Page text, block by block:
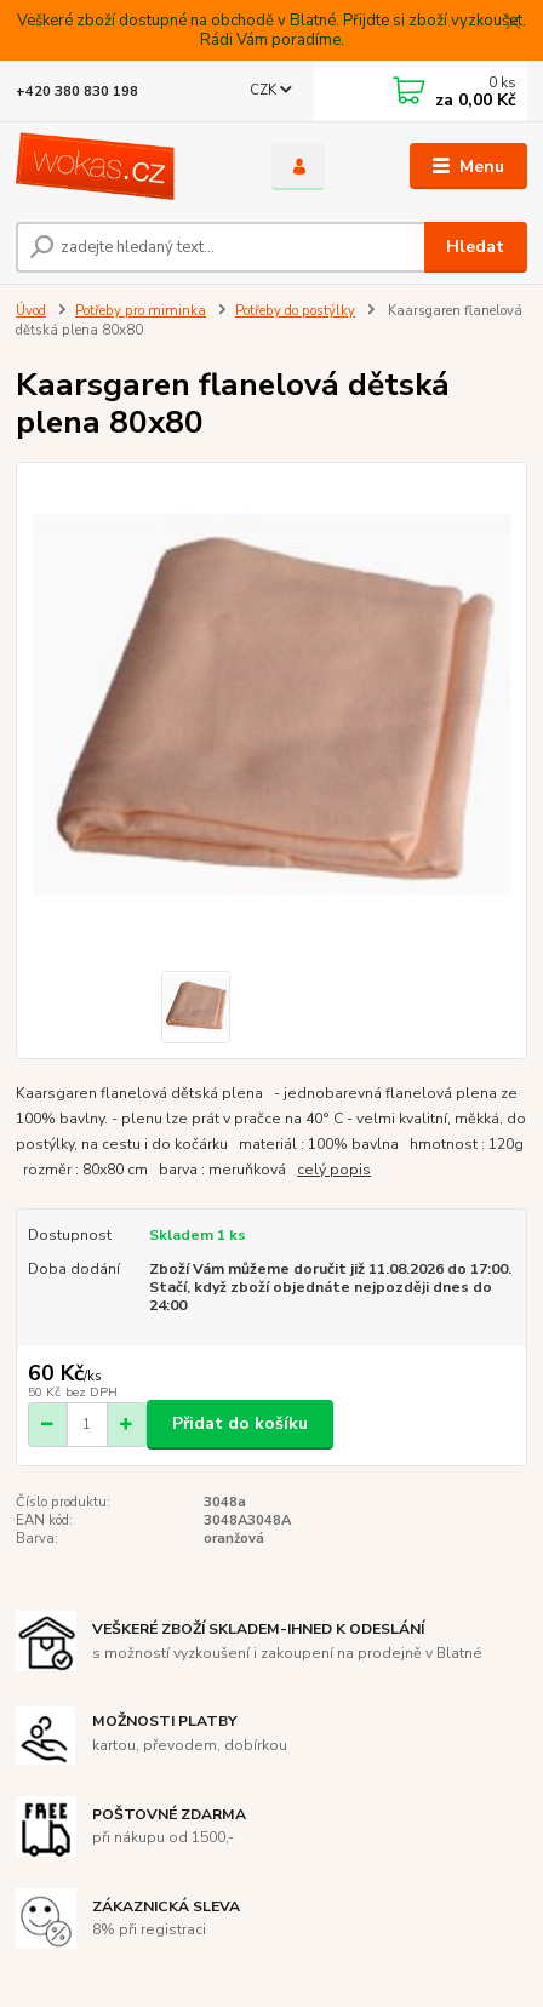
Veškeré zboží dostupné na obchodě v Blatné. Přijdte si zboží vyzkoušet.
Rádi Vám poradíme.
Menu
CZK
Hledat
+420 380 830 198 0 ks
za 0,00 Kč
Úvod Potřeby pro miminka Potřeby do postýlky
Kaarsgaren flanelová
dětská plena 80x80
Kaarsgaren flanelová dětská
plena 80x80
Kaarsgaren flanelová dětská plena - jednobarevná flanelová plena ze
100% bavlny. - plenu lze prát v pračce na 40° C - velmi kvalitní, měkká, do
postýlky, na cestu i do kočárku materiál : 100% bavlna hmotnost : 120g
rozměr : 80x80 cm barva : meruňková celý popis
Dostupnost
Skladem 1 ks
Doba dodání
Zboží Vám můžeme doručit již 11.08.2026 do 17:00.
Stačí, když zboží objednáte nejpozději dnes do
24:00
60 Kč/ks
50 Kč bez DPH
Přidat do košíku
Číslo produktu:
3048a
EAN kód:
3048A3048A
Barva:
oranžová
VEŠKERÉ ZBOŽÍ SKLADEM-IHNED K ODESLÁNÍ
s možností vyzkoušení i zakoupení na prodejně v Blatné
MOŽNOSTI PLATBY
kartou, převodem, dobírkou
POŠTOVNÉ ZDARMA
při nákupu od 1500,-
ZÁKAZNICKÁ SLEVA
8% při registraci